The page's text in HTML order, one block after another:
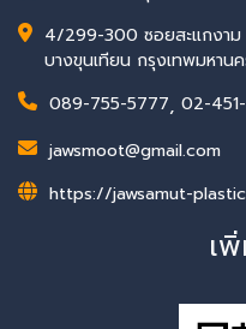
4/299-300 ซอยสะแกงาม
บางขุนเทียน กรุงเทพมหาน
089-755-5777, 02-
jawsmoot@gmail.com
https://jawsamut-
เ